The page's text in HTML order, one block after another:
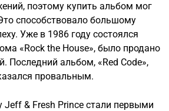
поэтому купить альбом мог
способствовало большому
Уже в 1986 году состоялся
«Rock the House», было продано
Последний альбом, «Red Code»,
провальным.
Jeff & Fresh Prince стали первыми